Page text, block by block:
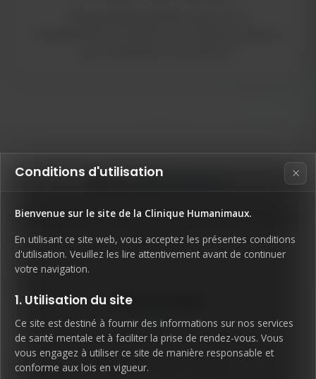
Nos services
Une gamme complète de services en santé
mentale
Psychologie
Expert du comportement et des émotions.
Évaluation psychologique complète et traitement
des difficultés psychologiques.
Conditions d'utilisation ×
Bienvenue sur le site de la Clinique Humanimaux.
En utilisant ce site web, vous acceptez les présentes conditions
d'utilisation. Veuillez les lire attentivement avant de continuer
votre navigation.
1. Utilisation du site
Ce site est destiné à fournir des informations sur nos services
de santé mentale et à faciliter la prise de rendez-vous. Vous
vous engagez à utiliser ce site de manière responsable et
conforme aux lois en vigueur.